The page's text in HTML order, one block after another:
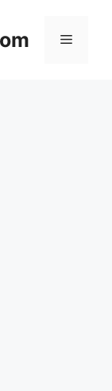
메